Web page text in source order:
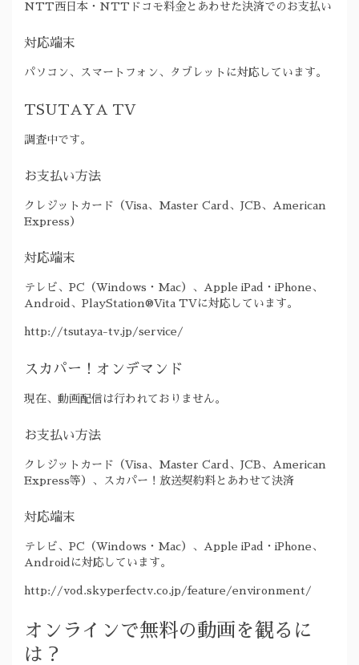
NTT西日本・NTTドコモ料金とあわせた決済でのお支払い
対応端末
パソコン、スマートフォン、タブレットに対応しています。
TSUTAYA TV
調査中です。
お支払い方法
クレジットカード（Visa、Master Card、JCB、American
Express）
対応端末
テレビ、PC（Windows・Mac）、Apple iPad・iPhone、
Android、PlayStation®Vita TVに対応しています。
http://tsutaya-tv.jp/service/
スカパー！オンデマンド
現在、動画配信は行われておりません。
お支払い方法
クレジットカード（Visa、Master Card、JCB、American
Express等）、スカパー！放送契約料とあわせて決済
対応端末
テレビ、PC（Windows・Mac）、Apple iPad・iPhone、
Androidに対応しています。
http://vod.skyperfectv.co.jp/feature/environment/
オンラインで無料の動画を観るに
は？